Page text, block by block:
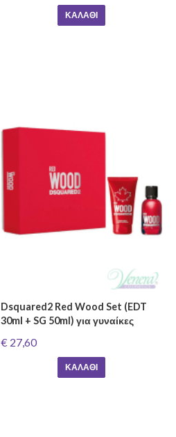
ΚΑΛΆΘΙ
Dsquared2 Red Wood Set (EDT
30ml + SG 50ml) για γυναίκες
€ 27,60
ΚΑΛΆΘΙ